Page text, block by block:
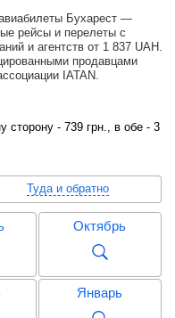
Бухарест —
рейсы и перелеты с
и агентств от 1 837 UAH
продавцами
IATAN.
сторону - 739 грн ., в обе - 3
Туда и обратно
Октябрь
Январь